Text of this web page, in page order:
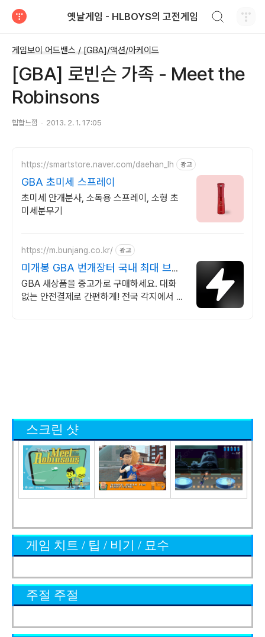
옛날게임 - HLBOYS의 고전게임
게임보이 어드밴스 / [GBA]/액션/아케이드
[GBA] 로빈슨 가족 - Meet the
Robinsons
힙합느낌 2013. 2. 1. 17:05
https://smartstore.naver.com/daehan_lh 광고
GBA 초미세 스프레이
초미세 안개분사, 소독용 스프레이, 소형 초
미세분무기
https://m.bunjang.co.kr/ 광고
미개봉 GBA 번개장터 국내 최대 브랜
드 중고거래
GBA 새상품을 중고가로 구매하세요. 대화
없는 안전결제로 간편하게! 전국 각지에서 올
스크린 샷
게임 치트 / 팁 / 비기 / 묘수
주절 주절